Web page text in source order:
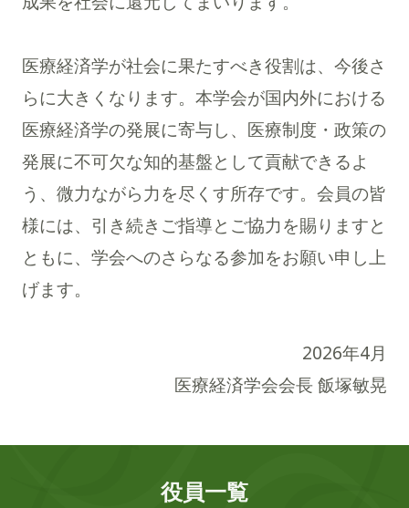
医療経済学が社会に果たすべき役割は、今後さ
らに大きくなります。本学会が国内外における
医療経済学の発展に寄与し、医療制度・政策の
発展に不可欠な知的基盤として貢献できるよ
う、微力ながら力を尽くす所存です。会員の皆
様には、引き続きご指導とご協力を賜りますと
ともに、学会へのさらなる参加をお願い申し上
げます。
2026年4月
医療経済学会会長 飯塚敏晃
役員一覧